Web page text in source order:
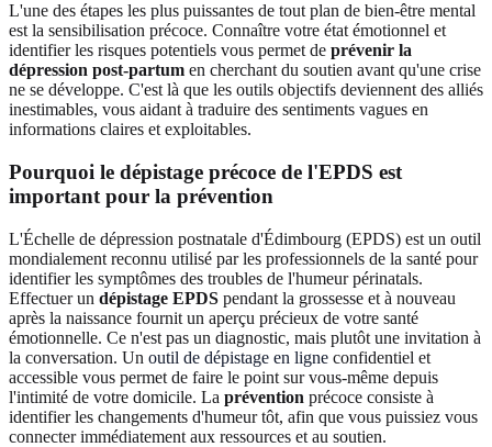
L'une des étapes les plus puissantes de tout plan de bien-être mental
est la sensibilisation précoce. Connaître votre état émotionnel et
identifier les risques potentiels vous permet de prévenir la
dépression post-partum en cherchant du soutien avant qu'une crise
ne se développe. C'est là que les outils objectifs deviennent des alliés
inestimables, vous aidant à traduire des sentiments vagues en
informations claires et exploitables.
Pourquoi le dépistage précoce de l'EPDS est
important pour la prévention
L'Échelle de dépression postnatale d'Édimbourg (EPDS) est un outil
mondialement reconnu utilisé par les professionnels de la santé pour
identifier les symptômes des troubles de l'humeur périnatals.
Effectuer un dépistage EPDS pendant la grossesse et à nouveau
après la naissance fournit un aperçu précieux de votre santé
émotionnelle. Ce n'est pas un diagnostic, mais plutôt une invitation à
la conversation. Un outil de dépistage en ligne confidentiel et
accessible vous permet de faire le point sur vous-même depuis
l'intimité de votre domicile. La prévention précoce consiste à
identifier les changements d'humeur tôt, afin que vous puissiez vous
connecter immédiatement aux ressources et au soutien.